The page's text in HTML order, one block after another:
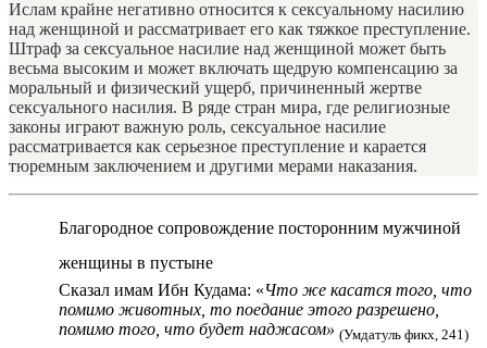
Ислам крайне негативно относится к сексуальному насилию
над женщиной и рассматривает его как тяжкое преступление.
Штраф за сексуальное насилие над женщиной может быть
весьма высоким и может включать щедрую компенсацию за
моральный и физический ущерб, причиненный жертве
сексуального насилия. В ряде стран мира, где религиозные
законы играют важную роль, сексуальное насилие
рассматривается как серьезное преступление и карается
тюремным заключением и другими мерами наказания.
Благородное сопровождение посторонним мужчиной
женщины в пустыне
Сказал имам Ибн Кудама: «Что же касатся того, что
помимо животных, то поедание этого разрешено,
помимо того, что будет наджасом» (Умдатуль фикх, 241)